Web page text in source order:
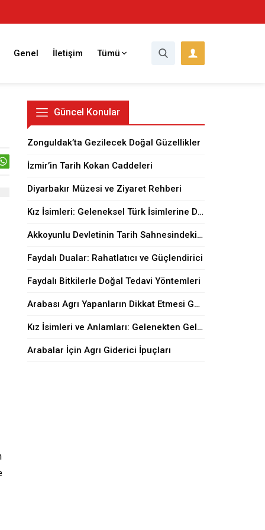
Genel İletişim Tümü
Güncel Konular
Zonguldak’ta Gezilecek Doğal Güzellikler
İzmir’in Tarih Kokan Caddeleri
Diyarbakır Müzesi ve Ziyaret Rehberi
Kız İsimleri: Geleneksel Türk İsimlerine Dair
Akkoyunlu Devletinin Tarih Sahnesindeki Yeri
Faydalı Dualar: Rahatlatıcı ve Güçlendirici
Faydalı Bitkilerle Doğal Tedavi Yöntemleri
Arabası Agrı Yapanların Dikkat Etmesi Gerekenler
Kız İsimleri ve Anlamları: Gelenekten Geleceğe
Arabalar İçin Agrı Giderici İpuçları